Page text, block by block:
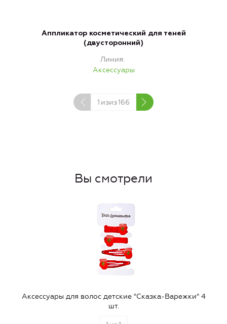
Аппликатор косметический для теней
(двусторонний)
Линия
Аксессуары
1 изиз166
Вы смотрели
Аксеcсуары для волос детские "Сказка-Варежки" 4
шт.